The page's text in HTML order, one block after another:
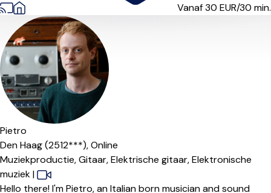
Vanaf 30 EUR/30 min.
Pietro
Den Haag (2512***),Online
Muziekproductie,Gitaar,Elektrische gitaar,Elektronische
muziek|
Hello there! I'm Pietro, an Italian born musician and sound